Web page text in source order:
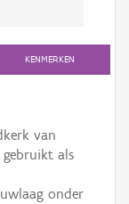
KENMERKEN
van
gebruikt als
onder